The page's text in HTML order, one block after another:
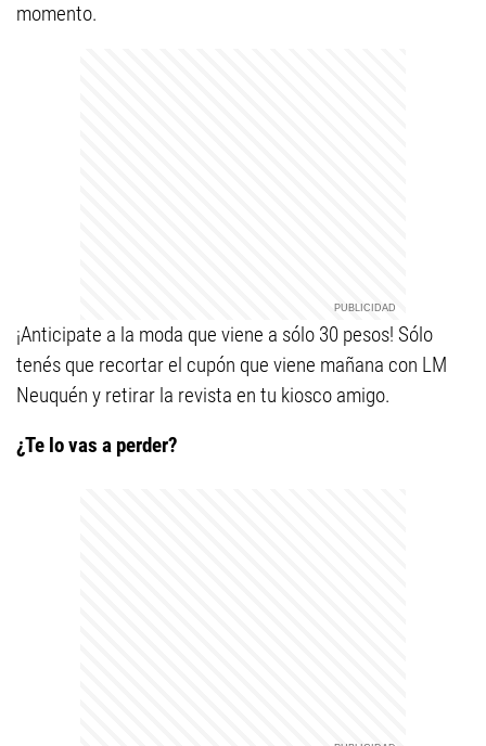
momento.
¡Anticipate a la moda que viene a sólo 30 pesos! Sólo
tenés que recortar el cupón que viene mañana con LM
Neuquén y retirar la revista en tu kiosco amigo.
¿Te lo vas a perder?